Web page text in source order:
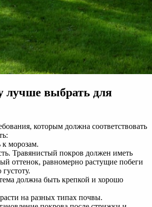
лучше выбрать для
которым должна соответствовать
к морозам.
Травянистый покров должен иметь
оттенок, равномерно растущие побеги
должна быть крепкой и хорошо
на разных типах почвы.